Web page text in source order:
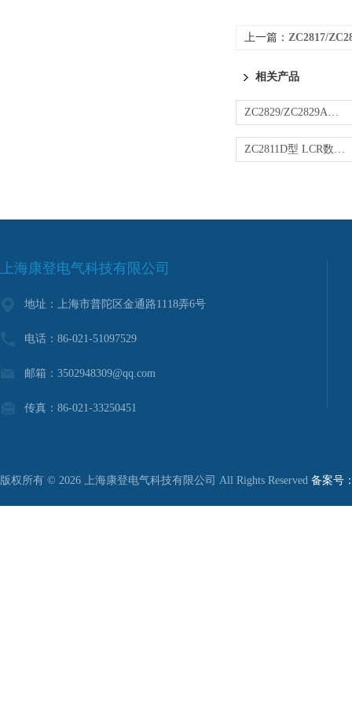
上一篇： ZC2817/
相关产品
ZC2829/ZC2829A型 精密 LCR数字电桥
ZC2811D型 LCR数字电桥
上海康登电气科技有限公司
地址：上海市普陀区金通路1118弄6号
电话：86-021-51097529
邮箱：3502948309@qq.com
传真：86-021-33250451
版权所有 © 2026 上海康登电气科技有限公司 All Rights Reserved 备案号